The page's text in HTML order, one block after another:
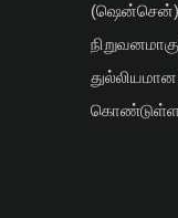
(ஷென்சென்)